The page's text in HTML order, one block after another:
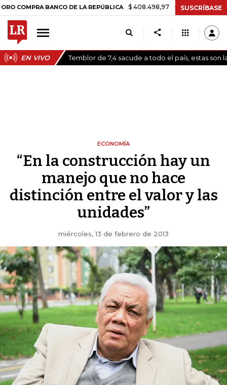
BANCO DE LA REPÚBLICA $ 408.498,97 +$ 8.753,81 +2,19%
SUSCRÍBASE
EN VIVO Temblor de 7,4 sacude a todo el país, estas son
ECONOMÍA
“En la construcción hay un
manejo que no hace
distinción entre el valor y las
unidades”
miércoles, 13 de febrero de 2013